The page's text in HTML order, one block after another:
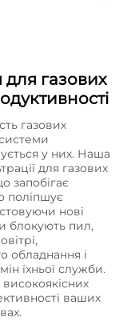
для газових
газових
у них. Наша
для газових
запобігає
поліпшує
нові
блокують пил,
обладнання і
їхньої служби.
ваших